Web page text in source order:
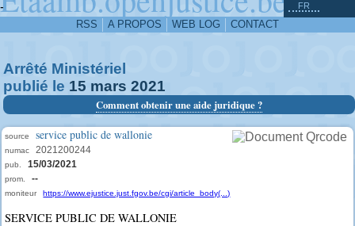
-
RSS A PROPOS WEB LOG CONTACT
FR
Arrêté Ministériel
publié le 15 mars 2021
Comment obtenir une aide juridique ?
source service public de wallonie
numac 2021200244
pub. 15/03/2021
prom. --
moniteur https://www.ejustice.just.fgov.be/cgi/article_body(...)
SERVICE PUBLIC DE WALLONIE
^